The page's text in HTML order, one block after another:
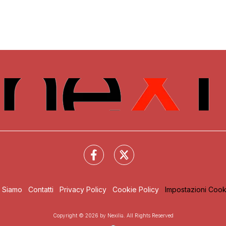
Siamo Contatti Privacy Policy Cookie Policy Impostazioni
Copyright © 2026 by Nexilia. All Rights Reserved